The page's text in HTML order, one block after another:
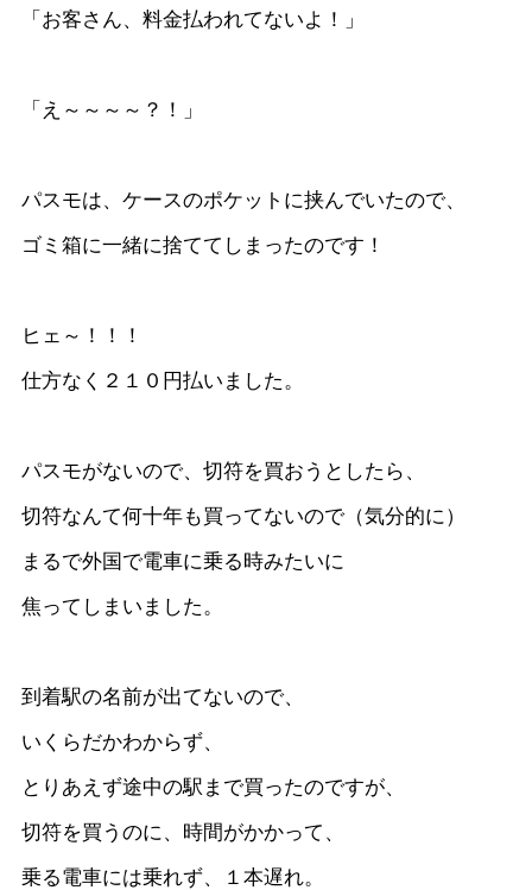
「お客さん、料金払われてないよ！」
「え～～～～？！」
パスモは、ケースのポケットに挟んでいたので、
ゴミ箱に一緒に捨ててしまったのです！
ヒェ～！！！
仕方なく２１０円払いました。
パスモがないので、切符を買おうとしたら、
切符なんて何十年も買ってないので（気分的に）
まるで外国で電車に乗る時みたいに
焦ってしまいました。
到着駅の名前が出てないので、
いくらだかわからず、
とりあえず途中の駅まで買ったのですが、
切符を買うのに、時間がかかって、
乗る電車には乗れず、１本遅れ。